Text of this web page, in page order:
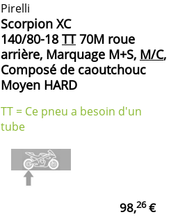
Pirelli
Scorpion XC
140/80-18 TT70M roue
arrière, Marquage M+S, M/C,
Composé de caoutchouc
Moyen HARD
TT = Ce pneu a besoin d'un
tube
98,26€